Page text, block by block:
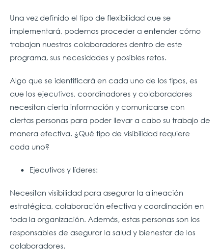
Una vez definido el tipo de flexibilidad que se
implementará, podemos proceder a entender cómo
trabajan nuestros colaboradores dentro de este
programa, sus necesidades y posibles retos.
Algo que se identificará en cada uno de los tipos, es
que los ejecutivos, coordinadores y colaboradores
necesitan cierta información y comunicarse con
ciertas personas para poder llevar a cabo su trabajo de
manera efectiva. ¿Qué tipo de visibilidad requiere
cada uno?
Ejecutivos y líderes:
Necesitan visibilidad para asegurar la alineación
estratégica, colaboración efectiva y coordinación en
toda la organización. Además, estas personas son los
responsables de asegurar la salud y bienestar de los
colaboradores.